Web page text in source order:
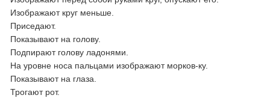
Изображают круг меньше.
Приседают.
Показывают на голову.
Подпирают голову ладонями.
На уровне носа пальцами изображают морков-ку.
Показывают на глаза.
Трогают рот.